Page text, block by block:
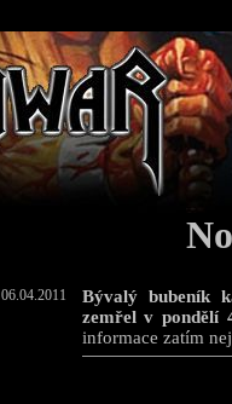
06.04.2011
Bývalý bubeník
zemřel v pondělí
informace zatím